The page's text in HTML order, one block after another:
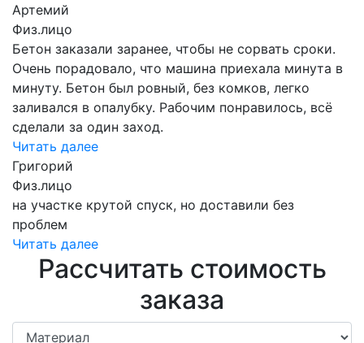
Артемий
Физ.лицо
Бетон заказали заранее, чтобы не сорвать сроки.
Очень порадовало, что машина приехала минута в
минуту. Бетон был ровный, без комков, легко
заливался в опалубку. Рабочим понравилось, всё
сделали за один заход.
Читать далее
Григорий
Физ.лицо
на участке крутой спуск, но доставили без
проблем
Читать далее
Рассчитать стоимость
заказа